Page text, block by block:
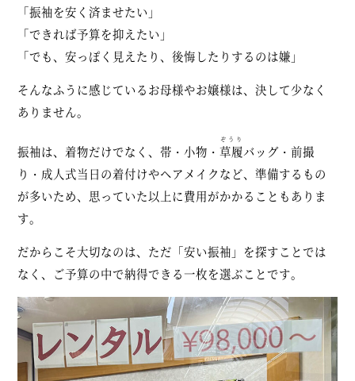
「振袖を安く済ませたい」
「できれば予算を抑えたい」
「でも、安っぽく見えたり、後悔したりするのは嫌」
そんなふうに感じているお母様やお嬢様は、決して少なく
ありません。
振袖は、着物だけでなく、帯・小物・草履
ぞうり
バッグ・前撮
り・成人式当日の着付けやヘアメイクなど、準備するもの
が多いため、思っていた以上に費用がかかることもありま
す。
だからこそ大切なのは、ただ「安い振袖」を探すことでは
なく、ご予算の中で納得できる一枚を選ぶことです。